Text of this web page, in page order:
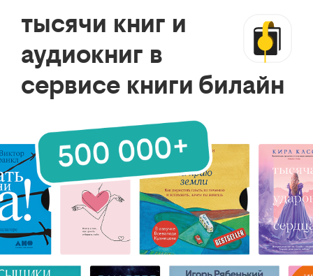
тысячи книг и
аудиокниг в
сервисе книги билайн